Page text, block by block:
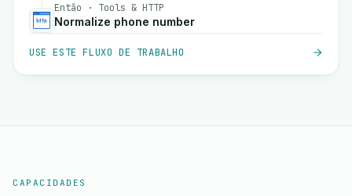
Então · Tools & HTTP
Normalize phone number
USE ESTE FLUXO DE TRABALHO
CAPACIDADES